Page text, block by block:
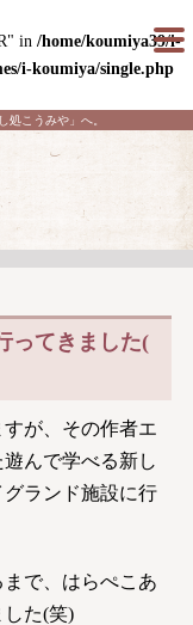
in /home/koumiya39/i-
i-koumiya/single.php
処こうみや」へ。
ってきました(
が、その作者エ
んで学べる新し
ランド施設に行
で、はらぺこあ
た(笑)